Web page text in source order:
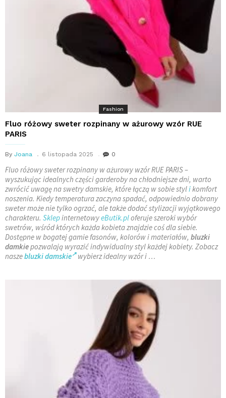
Fashion
Fluo różowy sweter rozpinany w ażurowy wzór RUE
PARIS
By Joana 6 listopada 2025 0
Fluo różowy sweter rozpinany w ażurowy wzór RUE PARIS –
wyszukując idealnych części garderoby na chłodniejsze dni, warto
zwrócić uwagę na swetry damskie, które łączą w sobie stylikomfort
noszenia. Kiedy temperatura zaczyna spadać, odpowiednio dobrany
sweter może nie tylko ogrzać, ale także dodać stylizacji wyjątkowego
charakteru. SklepinternetowyeButik.ploferuje szeroki wybór
swetrów, wśród których każda kobieta znajdzie coś dla siebie.
Dostępne w bogatej gamie fasonów, kolorów i materiałów, bluzki
damkiepozwalają wyrazić indywidualny styl każdej kobiety. Zobacz
naszebluzki damskie wybierz idealny wzór i …